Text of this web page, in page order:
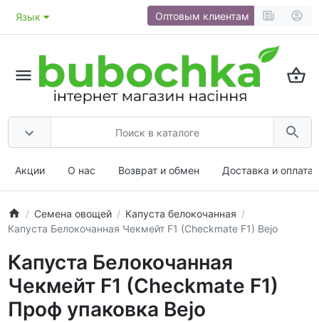
Язык Оптовым клиентам
Акции О нас Возврат и обмен Доставка и оплата
Семена овощей
Капуста белокочанная
Капуста Белокочанная Чекмейт F1 (Checkmate F1) Bejo
Капуста Белокочанная
Чекмейт F1 (Checkmate F1)
Проф упаковка Bejo